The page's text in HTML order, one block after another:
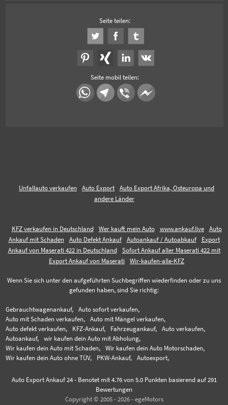
Seite teilen:
Seite mobil teilen:
Unfallauto verkaufen Auto Export
Auto Export Afrika, Osteuropa und
andere Länder
KFZ verkaufen in Deutschland Wer kauft mein Auto www.ankauf.live
Auto
Ankauf mit Schaden
Auto Defekt Ankauf Autoankauf / Autoabkauf
Export
Ankauf von Maserati 422 in Deutschland
Sofort Ankauf aller Maserati 422 mit
Export Ankauf von Maserati
Wir-kaufen-alle-KFZ
Wenn Sie sich unter den aufgeführten Suchbegriffen wiederfinden oder zu uns
gefunden haben, sind Sie richtig:
Gebrauchtwagenankauf,
Auto sofort verkaufen,
Auto mit Schaden verkaufen,
Auto mit Mängel verkaufen,
Auto defekt verkaufen,
KFZ-Ankauf, Fahrzeugankauf,
Auto verkaufen,
Autoankauf,
wir kaufen dein Auto mit Abholung,
Wir kaufen dein Auto mit Schaden,
Wir kaufen dein Auto Motorschaden,
Wir kaufen dein Auto ohne TÜV,
PKW-Ankauf, Autoexport,
Auto Export Ankauf 24- Benotet mit 4.76von 5.0 Punkten basierend auf 291
Bewertungen
Copyright © 2005 - 2026 - egeMotors